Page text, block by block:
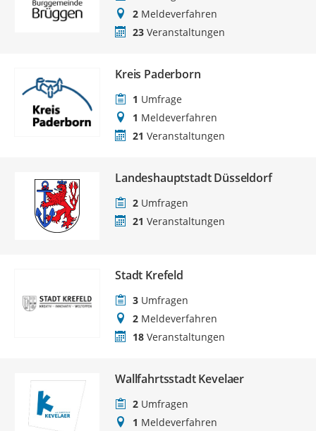
2 Meldeverfahren
23 Veranstaltungen
Kreis Paderborn
1 Umfrage
1 Meldeverfahren
21 Veranstaltungen
Landeshauptstadt Düsseldorf
2 Umfragen
21 Veranstaltungen
Stadt Krefeld
3 Umfragen
2 Meldeverfahren
18 Veranstaltungen
Wallfahrtsstadt Kevelaer
2 Umfragen
1 Meldeverfahren